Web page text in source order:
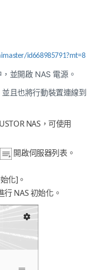
id668985791?mt=8
並開啟 NAS 電源。
且也將行動裝置連線到
NAS，可使用
開啟伺服器列表。
化]。
NAS 初始化。